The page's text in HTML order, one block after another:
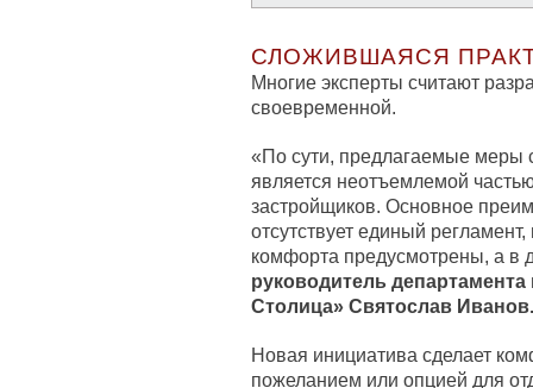
СЛОЖИВШАЯСЯ
Многие эксперты считают
своевременной.
«По сути, предлагаемые меры
является неотъемлемой
застройщиков. Основное
отсутствует единый
комфорта предусмотрены, а в
руководитель
Столица» Святослав Иванов.
Новая инициатива сделает
пожеланием или опцией для